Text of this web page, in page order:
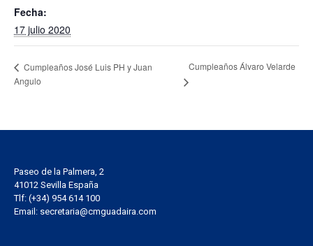
Fecha:
17 julio 2020
Cumpleaños José Luis PH y Juan
Angulo
Cumpleaños Álvaro Velarde
Paseo de la Palmera, 2
41012 Sevilla España
Tlf: (+34) 954 614 100
Email: secretaria@cmguadaira.com